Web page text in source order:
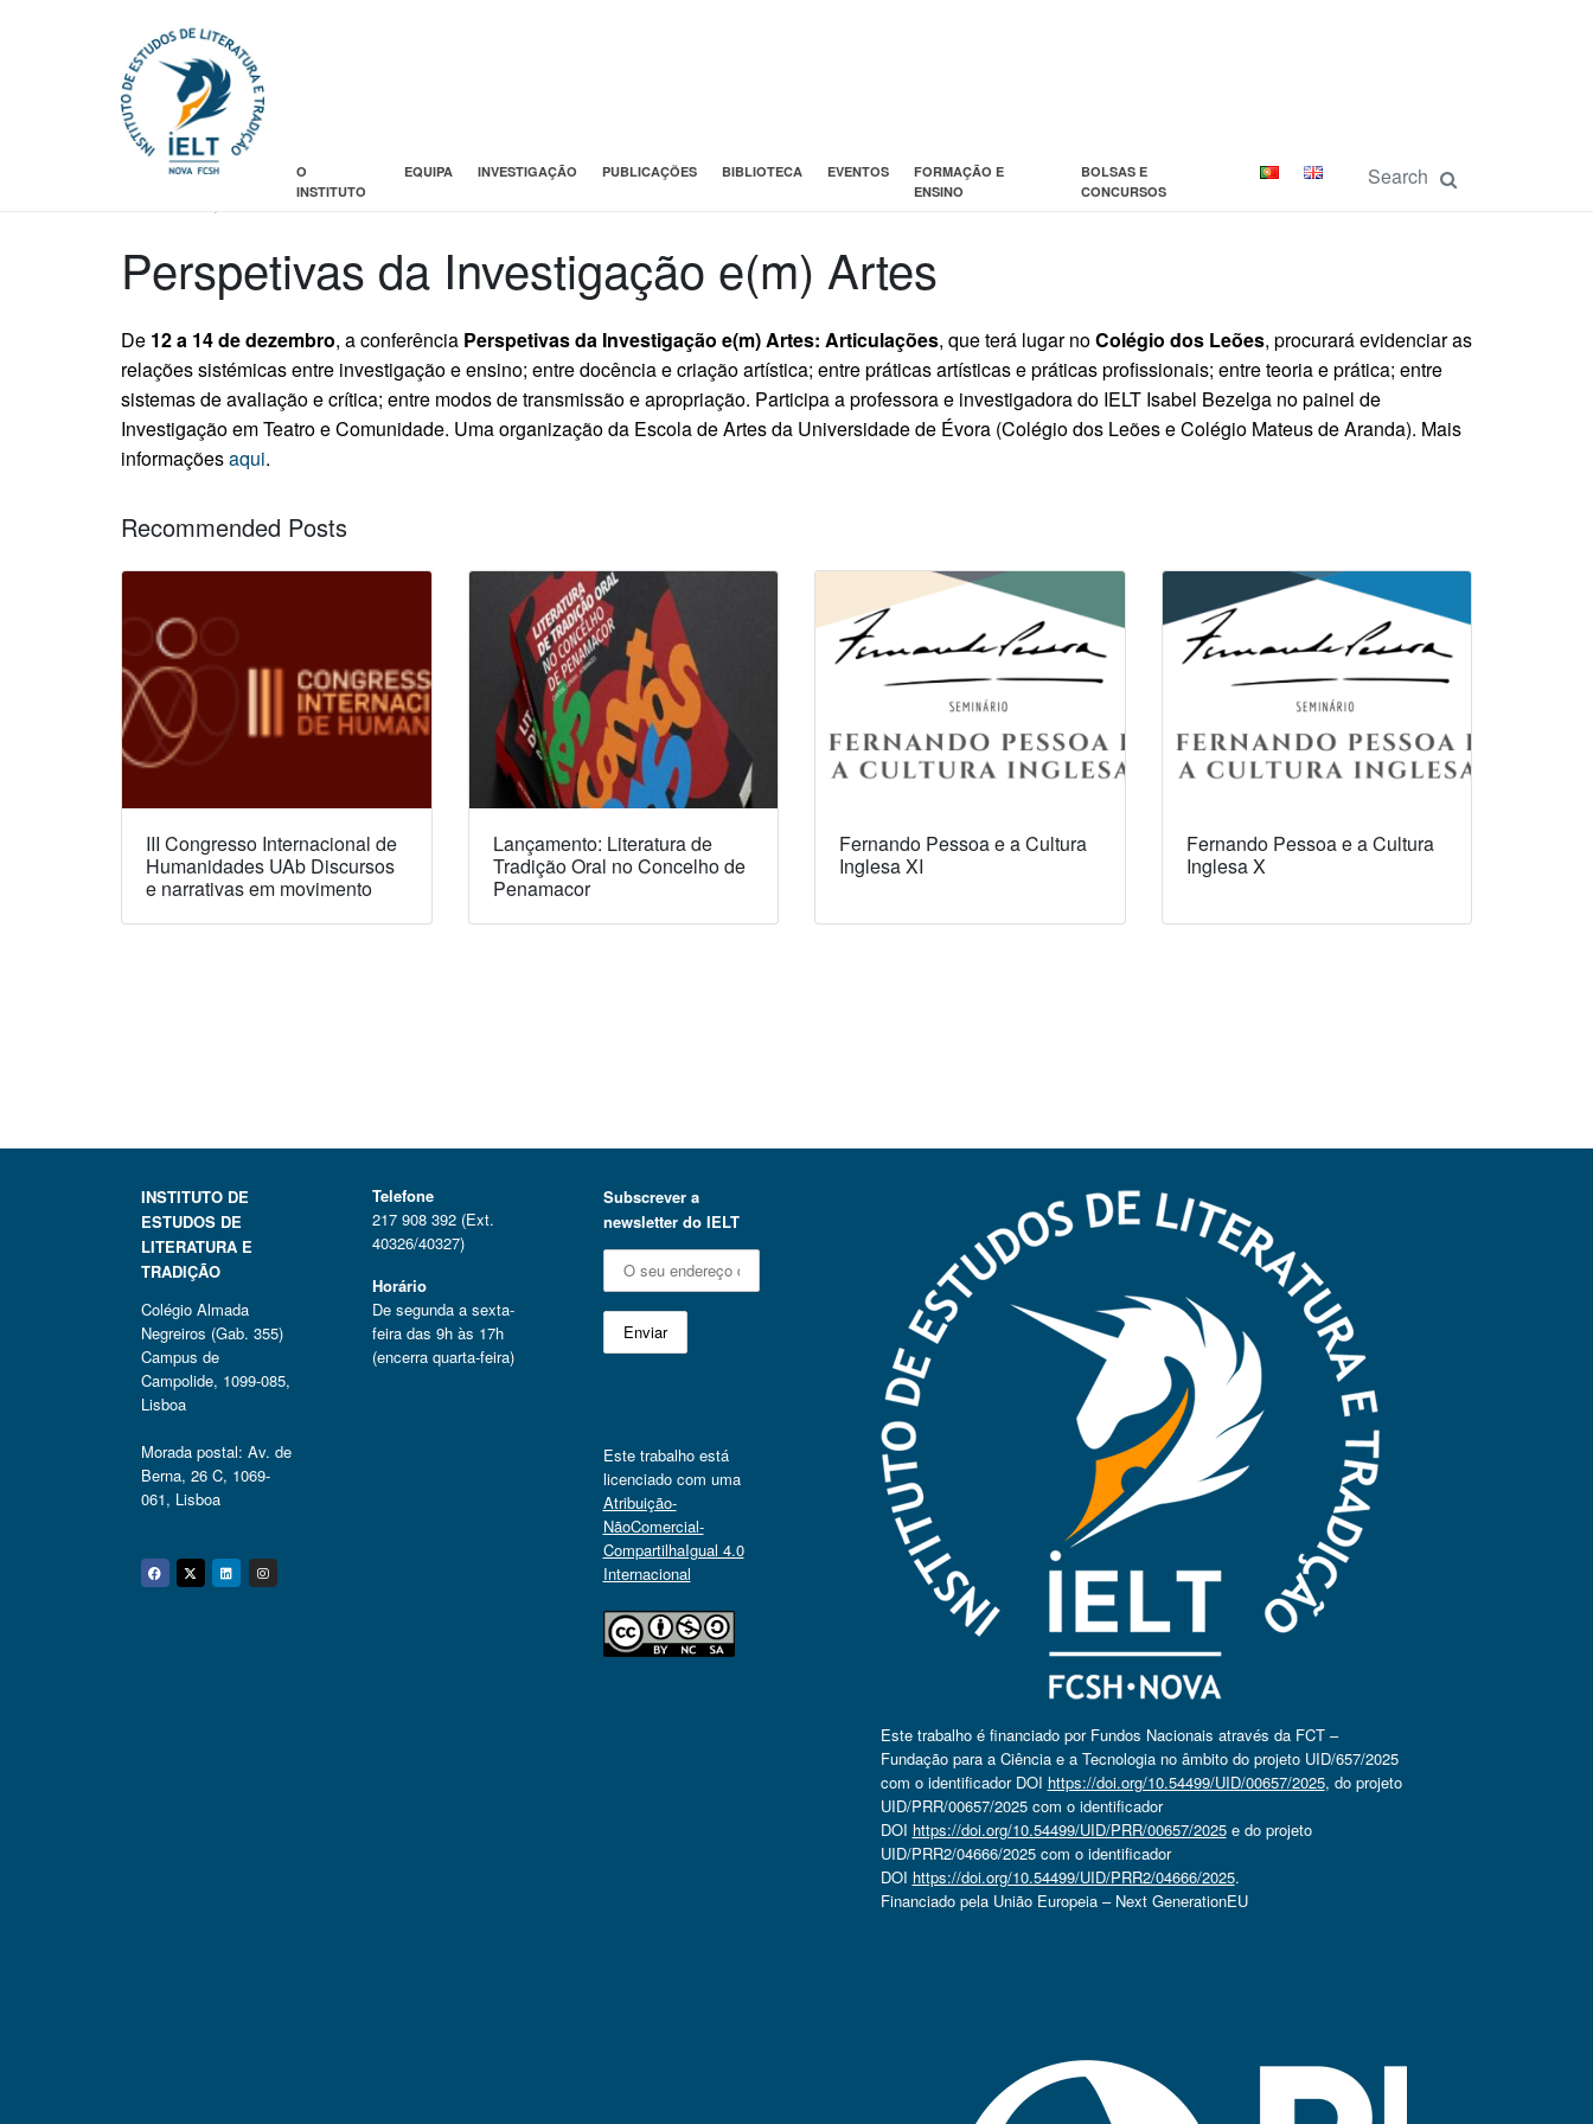
O
INSTITUTO
EQUIPA INVESTIGAÇÃO PUBLICAÇÕES BIBLIOTECA EVENTOS
FORMAÇÃO E
ENSINO
BOLSAS E
CONCURSOS
Posted on
Perspetivas da Investigação e(m) Artes
De 12 a 14 de dezembro, a conferência Perspetivas da Investigação e(m) Artes: Articulações, que terá lugar noColégio dos Leões, procurará evidenciar as
relações sistémicas entre investigação e ensino; entre docência e criação artística; entre práticas artísticas e práticas profissionais; entre teoria e prática; entre
sistemas de avaliação e crítica; entre modos de transmissão e apropriação. Participa a professora e investigadora do IELT Isabel Bezelga no painel de
Investigação em Teatro e Comunidade. Uma organização da Escola de Artes da Universidade de Évora (Colégio dos Leões e Colégio Mateus de Aranda). Mais
informaçõesaqui.
Recommended Posts
III Congresso Internacional de
Humanidades UAb Discursos
e narrativas em movimento
Lançamento: Literatura de
Tradição Oral no Concelho de
Penamacor
Fernando Pessoa e a Cultura
Inglesa XI
Fernando Pessoa e a Cultura
Inglesa X
INSTITUTO DE
ESTUDOS DE
LITERATURA E
TRADIÇÃO
Colégio Almada
Negreiros (Gab. 355)
Campus de
Campolide, 1099-085,
Lisboa
Morada postal: Av. de
Berna, 26 C, 1069-
061, Lisboa
Facebook
Twitter
Linkedin
Instagram
Telefone
217 908 392 (Ext.
40326/40327)
Horário
De segunda a sexta-
feira das 9h às 17h
(encerra quarta-feira)
Subscrever a
newsletter do IELT
Este trabalho está
licenciado com uma
Atribuição-
NãoComercial-
CompartilhaIgual 4.0
Internacional
Este trabalho é financiado por Fundos Nacionais através da FCT –
Fundação para a Ciência e a Tecnologia no âmbito do projeto UID/657/2025
com o identificador DOI https://doi.org/10.54499/UID/00657/2025, do projeto
UID/PRR/00657/2025 com o identificador
DOI https://doi.org/10.54499/UID/PRR/00657/2025e do projeto
UID/PRR2/04666/2025 com o identificador
DOI https://doi.org/10.54499/UID/PRR2/04666/2025.
Financiado pela União Europeia – Next GenerationEU